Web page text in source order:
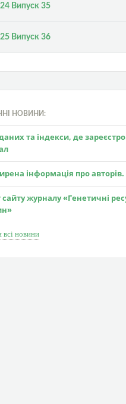
Випуск 35
Випуск 36
НОВИНИ:
та індекси, де
інформація про авторів.
сайту журналу «Генетичні
всі новини